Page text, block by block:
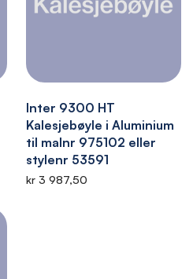
Inter 9300 HT
Kalesjebøyle i Aluminium
til malnr 975102 eller
stylenr 53591
kr 3 987,50